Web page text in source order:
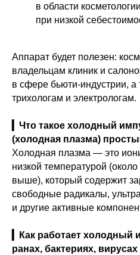
в области
при низкой
Аппарат будет полезен:
владельцам клиник и
в сфере бьюти-индустрии, а
трихологам и электрологам.
▎Что такое холодный
(холодная плазма)
Холодная плазма — это
низкой температурой
выше), который содержит
свободные радикалы,
и другие активные
▎Как работает
ранах, бактериях,